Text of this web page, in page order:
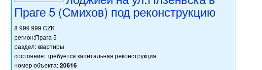
Праге 5 (Смихов) под реконструкцию
8 999 999 CZK
регион:Прага 5
раздел: квартиры
состояние: требуется капитальная реконструкция
номер объекта:20616